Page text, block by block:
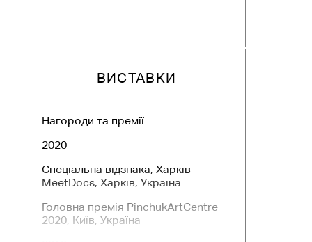
ВИСТАВКИ
Нагороди та премії:
2020
Спеціальна відзнака, Харків
MeetDocs, Харків, Україна
Головна премія PinchukArtCentre
2020, Київ, Україна